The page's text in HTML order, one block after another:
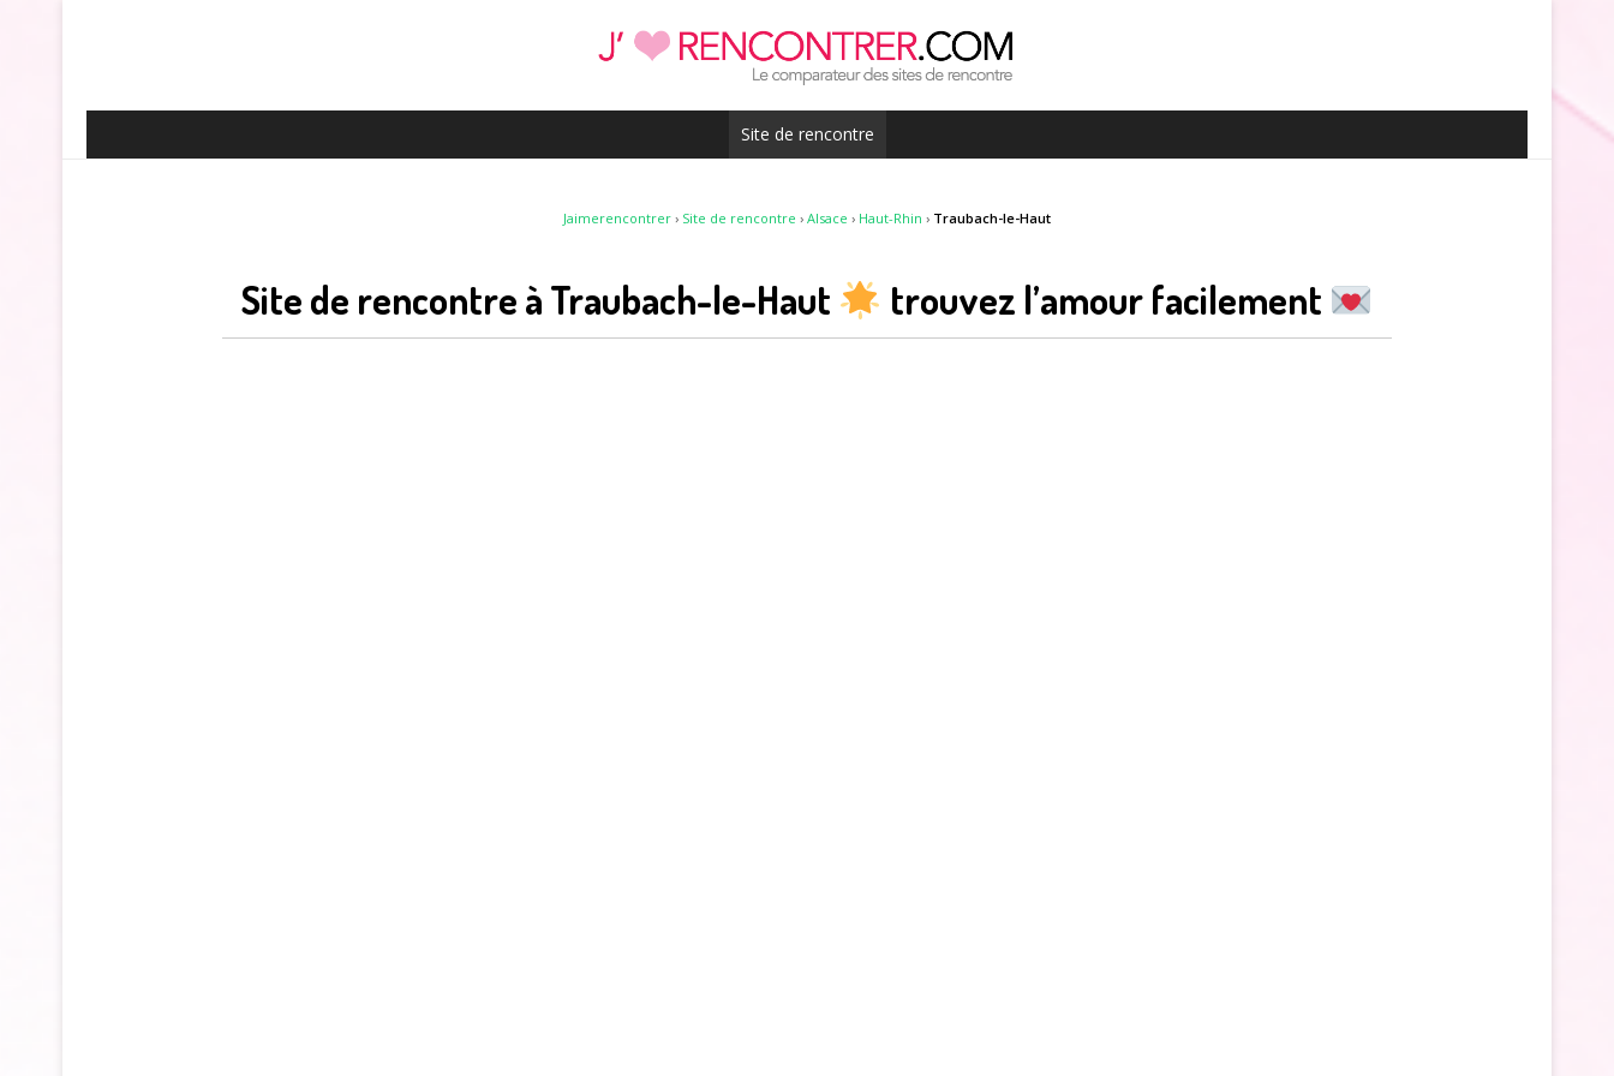
Site de rencontre
Jaimerencontrer › Site de rencontre › Alsace › Haut-Rhin › Traubach-le-Haut
Site de rencontre à Traubach-le-Haut trouvez l’amour facilement